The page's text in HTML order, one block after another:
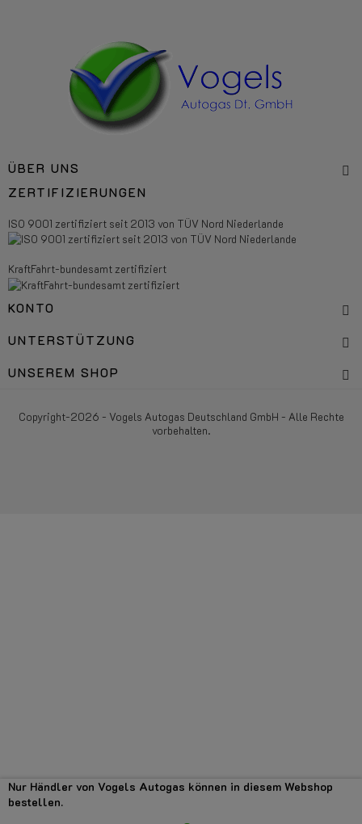
Nur Händler von Vogels Autogas können in diesem Webshop
bestellen.
ÜBER UNS
ZERTIFIZIERUNGEN
ISO 9001 zertifiziert seit 2013 von TÜV Nord Niederlande
KraftFahrt-bundesamt zertifiziert
KONTO
UNTERSTÜTZUNG
UNSEREM SHOP
Copyright-2026 - Vogels Autogas Deutschland GmbH - Alle Rechte
vorbehalten.